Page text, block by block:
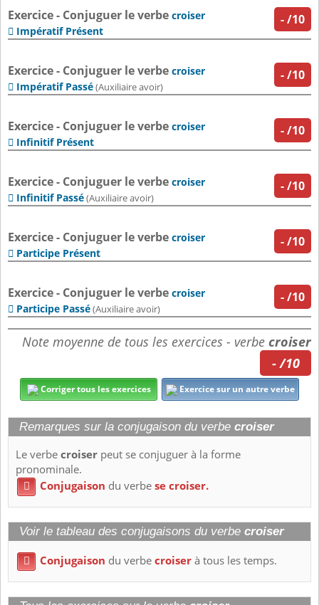
-/10
Exercice - Conjuguer le verbe croiser
 Impératif Présent
-/10
Exercice - Conjuguer le verbe croiser
 Impératif Passé(Auxiliaire avoir)
-/10
Exercice - Conjuguer le verbe croiser
 Infinitif Présent
-/10
Exercice - Conjuguer le verbe croiser
 Infinitif Passé(Auxiliaire avoir)
-/10
Exercice - Conjuguer le verbe croiser
 Participe Présent
-/10
Exercice - Conjuguer le verbe croiser
 Participe Passé(Auxiliaire avoir)
Note moyenne de tous les exercices - verbe croiser
- /10
Corriger tous les exercices Exercice sur un autre verbe
Remarques sur la conjugaison du verbe croiser
Le verbecroiser peut se conjuguer à la forme
pronominale.
 Conjugaison du verbese croiser.
Voir le tableau des conjugaisons du verbe croiser
 Conjugaison du verbecroiserà tous les temps.